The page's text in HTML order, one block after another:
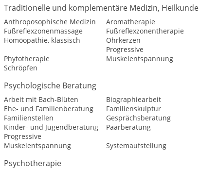
Traditionelle und komplementäre Medizin, Heilkunde
Anthroposophische Medizin
Aromatherapie
Fußreflexzonenmassage
Fußreflexzonentherapie
Homöopathie, klassisch
Ohrkerzen
Phytotherapie
Progressive
Muskelentspannung
Schröpfen
Psychologische Beratung
Arbeit mit Bach-Blüten
Biographiearbeit
Ehe- und Familienberatung
Familienskulptur
Familienstellen
Gesprächsberatung
Kinder- und Jugendberatung
Paarberatung
Progressive
Muskelentspannung
Systemaufstellung
Psychotherapie